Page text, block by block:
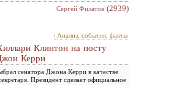
Сергей Филатов (2939)
Анализ, события, факты
Клинтон на посту
Керри
сенатора Джона Керри в качестве
Президент сделает официальное